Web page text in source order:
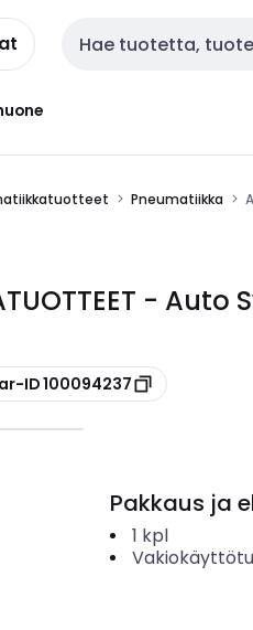
Haku
Pneumatiikka
-
ID 100094237
Pakkaus ja
1 kpl